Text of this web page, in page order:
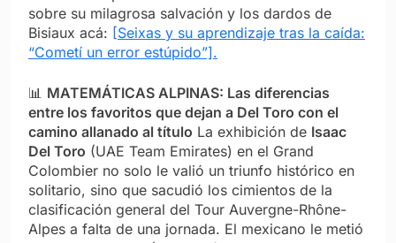
sobre su milagrosa salvación y los dardos de
Bisiaux acá: [Seixas y su aprendizaje tras la caída:
“Cometí un error estúpido”].
📊 MATEMÁTICAS ALPINAS: Las diferencias
entre los favoritos que dejan a Del Toro con el
camino allanado al título La exhibición de Isaac
Del Toro (UAE Team Emirates) en el Grand
Colombier no solo le valió un triunfo histórico en
solitario, sino que sacudió los cimientos de la
clasificación general del Tour Auvergne-Rhône-
Alpes a falta de una jornada. El mexicano le metió